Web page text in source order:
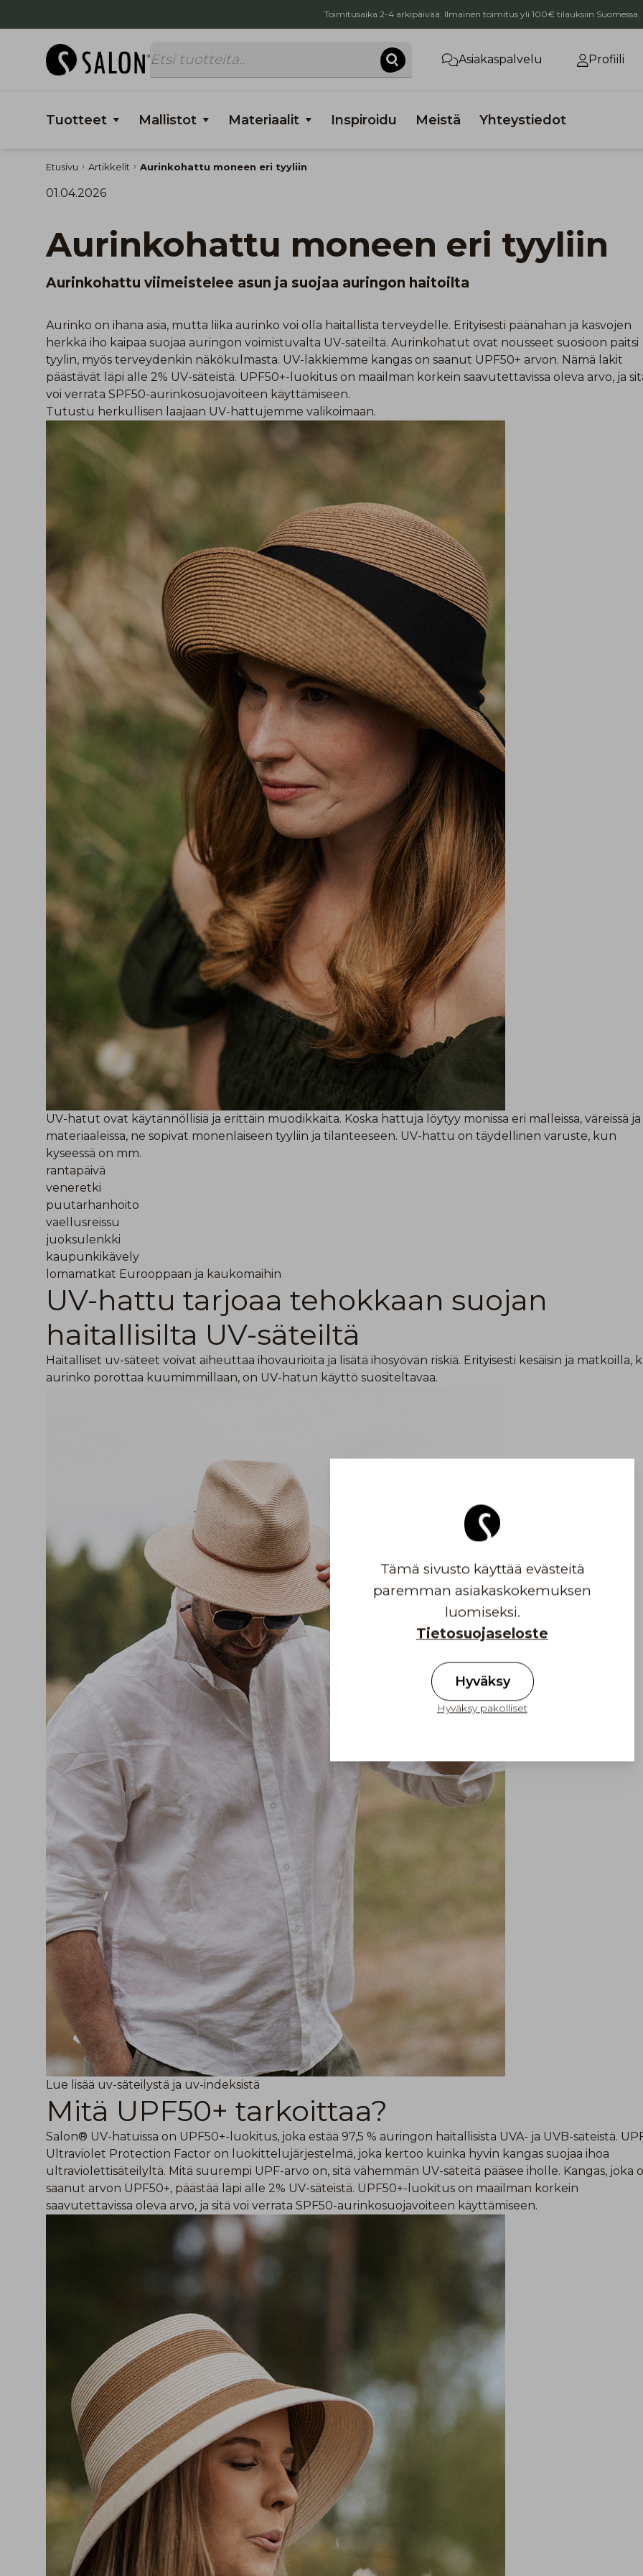
Toimitusaika 2-4 arkipäivää. Ilmainen toimitus yli 100€ tilauksiin Suomessa.
Asiakaspalvelu Profiili
Tuotteet Mallistot Materiaalit Inspiroidu Meistä Yhteystiedot
Etusivu Artikkelit Aurinkohattu moneen eri tyyliin
01.04.2026
Aurinkohattu moneen eri tyyliin
Aurinkohattu viimeistelee asun ja suojaa auringon haitoilta
Aurinko on ihana asia, mutta liika aurinko voi olla haitallista terveydelle. Erityisesti päänahan ja kasvojen
herkkä iho kaipaa suojaa auringon voimistuvalta UV-säteiltä. Aurinkohatut ovat nousseet suosioon paitsi
tyylin, myös terveydenkin näkökulmasta. UV-lakkiemme kangas on saanut UPF50+ arvon. Nämä lakit
päästävät läpi alle 2% UV-säteistä. UPF50+-luokitus on maailman korkein saavutettavissa oleva arvo, ja
voi verrata SPF50-aurinkosuojavoiteen käyttämiseen.
Tutustu herkullisen laajaan UV-hattujemme valikoimaan.
UV-hatut ovat käytännöllisiä ja erittäin muodikkaita. Koska hattuja löytyy monissa eri malleissa, väreissä ja
materiaaleissa, ne sopivat monenlaiseen tyyliin ja tilanteeseen. UV-hattu on täydellinen varuste, kun
kyseessä on mm.
rantapäivä
veneretki
puutarhanhoito
vaellusreissu
juoksulenkki
kaupunkikävely
lomamatkat Eurooppaan ja kaukomaihin
UV-hattu tarjoaa tehokkaan suojan
haitallisilta UV-säteiltä
Haitalliset uv-säteet voivat aiheuttaa ihovaurioita ja lisätä ihosyövän riskiä. Erityisesti kesäisin ja matkoilla,
aurinko porottaa kuumimmillaan, on UV-hatun käyttö suositeltavaa.
Lue lisää uv-säteilystä ja uv-indeksistä
Mitä UPF50+ tarkoittaa?
Salon® UV-hatuissa on UPF50+-luokitus, joka estää 97,5 % auringon haitallisista UVA- ja UVB-säteistä.
Ultraviolet Protection Factor on luokittelujärjestelmä, joka kertoo kuinka hyvin kangas suojaa ihoa
ultraviolettisäteilyltä. Mitä suurempi UPF-arvo on, sitä vähemmän UV-säteitä pääsee iholle. Kangas, joka
saanut arvon UPF50+, päästää läpi alle 2% UV-säteistä. UPF50+-luokitus on maailman korkein
saavutettavissa oleva arvo, ja sitä voi verrata SPF50-aurinkosuojavoiteen käyttämiseen.
Tämä sivusto käyttää evästeitä
paremman asiakaskokemuksen
luomiseksi.
Tietosuojaseloste
Hyväksy
Hyväksy pakolliset